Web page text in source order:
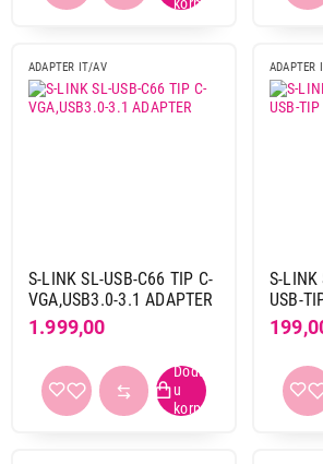
ADAPTER IT/AV
S-LINK SL-USB-C66 TIP C-
VGA,USB3.0-3.1 ADAPTER
1.999,00
ADAPTER
S-LINK
USB-